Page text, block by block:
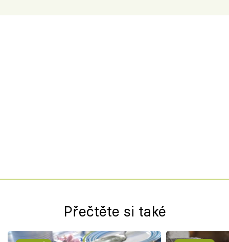
Přečtěte si také